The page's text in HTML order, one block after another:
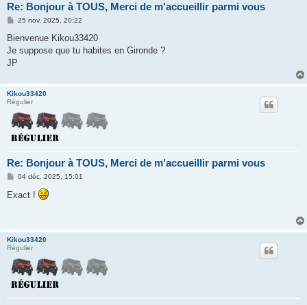
Re: Bonjour à TOUS, Merci de m'accueillir parmi vous
M
s
a
g
25 nov. 2025, 20:22
Bienvenue Kikou33420
Je suppose que tu habites en Gironde ?
JP
Kikou33420
Régulier
Re: Bonjour à TOUS, Merci de m'accueillir parmi vous
M
s
s
04 déc. 2025, 15:01
Exact !
Kikou33420
Régulier